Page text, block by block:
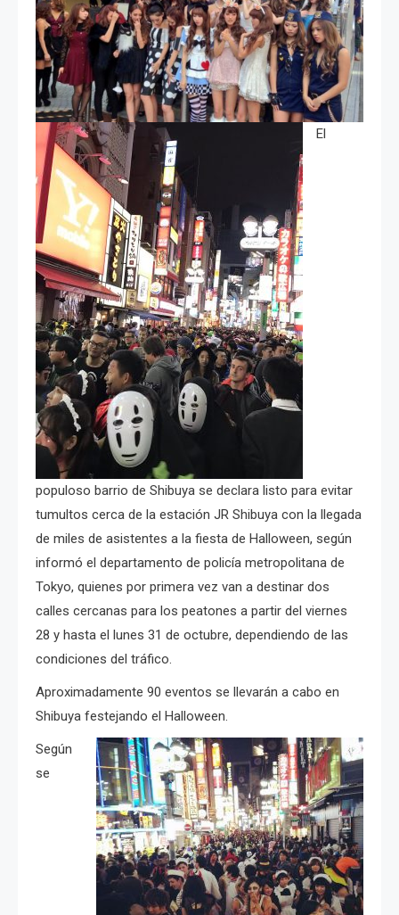
El
populoso barrio de Shibuya se declara listo para evitar
tumultos cerca de la estación JR Shibuya con la llegada
de miles de asistentes a la fiesta de Halloween, según
informó el departamento de policía metropolitana de
Tokyo, quienes por primera vez van a destinar dos
calles cercanas para los peatones a partir del viernes
28 y hasta el lunes 31 de octubre, dependiendo de las
condiciones del tráfico.
Aproximadamente 90 eventos se llevarán a cabo en
Shibuya festejando el Halloween.
Según
se